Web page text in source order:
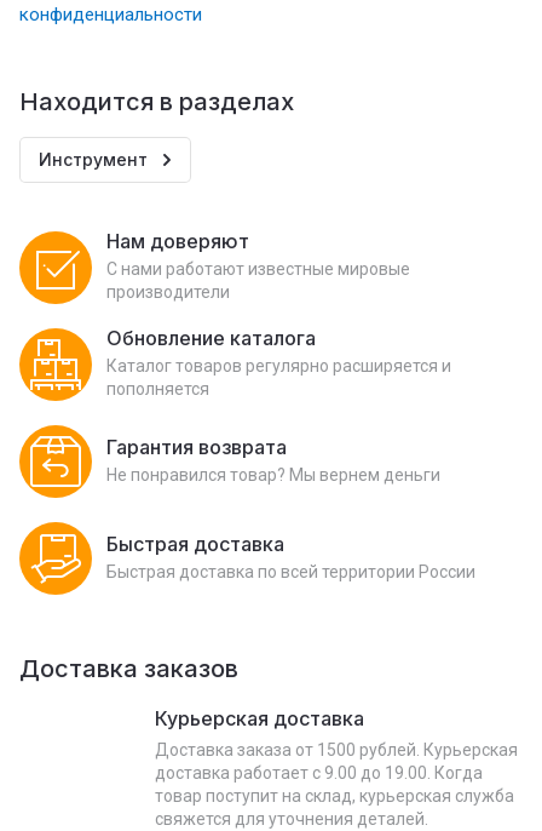
конфиденциальности
Находится в разделах
Инструмент
Нам доверяют
С нами работают известные мировые
производители
Обновление каталога
Каталог товаров регулярно расширяется и
пополняется
Гарантия возврата
Не понравился товар? Мы вернем деньги
Быстрая доставка
Быстрая доставка по всей территории России
Доставка заказов
Курьерская доставка
Доставка заказа от 1500 рублей. Курьерская
доставка работает с 9.00 до 19.00. Когда
товар поступит на склад, курьерская служба
свяжется для уточнения деталей.